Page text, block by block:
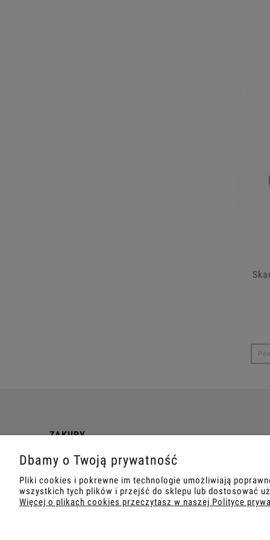
ZAKUPY
Ważne informacje
Koszt dostawy
Dbamy o Twoją prywatność
Pliki cookies i pokrewne im technologie umożliwiają
wszystkich tych plików i przejść do sklepu lub dostosować
Więcej o plikach cookies przeczytasz w naszej Polityce